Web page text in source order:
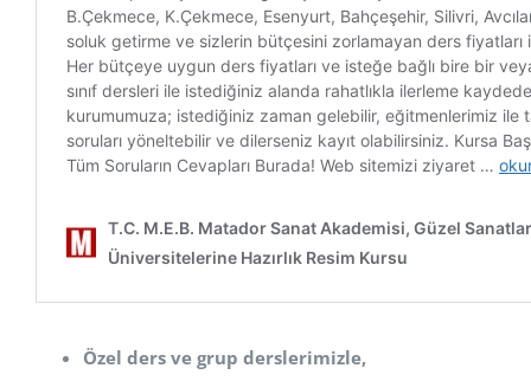
Özel ders ve grup derslerimizle,